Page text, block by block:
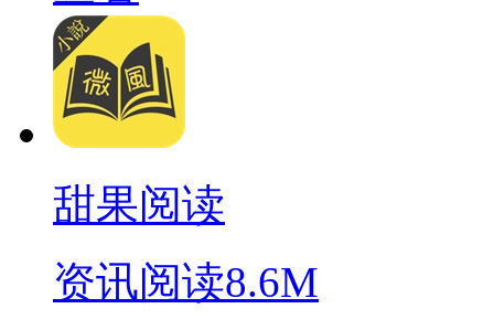
甜果阅读
资讯阅读8.6M